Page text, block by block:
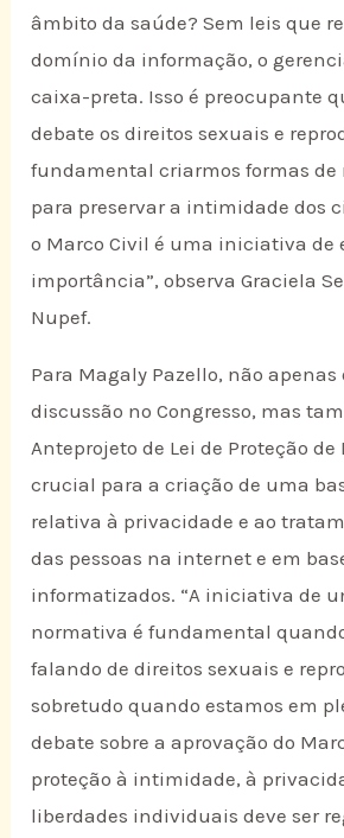
âmbito da saúde? Sem leis que
domínio da informação, o
caixa-preta. Isso é preocupante
debate os direitos sexuais e
fundamental criarmos formas
para preservar a intimidade dos
o Marco Civil é uma iniciativa de
importância”, observa Graciela
Nupef.
Para Magaly Pazello, não apenas
discussão no Congresso, mas
Anteprojeto de Lei de Proteção de
crucial para a criação de uma
relativa à privacidade e ao
das pessoas na internet e em
informatizados. “A iniciativa de
normativa é fundamental
falando de direitos sexuais e
sobretudo quando estamos em
debate sobre a aprovação do
proteção à intimidade, à
liberdades individuais deve ser